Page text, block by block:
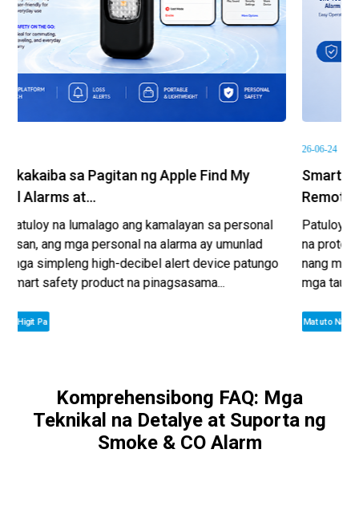
sa Pagitan ng Apple Find My
at...
lumalago ang kamalayan sa personal
personal na alarma ay umunlad
high-decibel alert device patungo
product na pinagsasama...
Smart WiFi
Remote All-R...
Patuloy na lumalaki
na proteksyon sa
nang mag-isa, mga
mga tauhan ng
Matuto Nang Higit Pa
Komprehensibong FAQ: Mga
Teknikal na Detalye at Suporta ng
Smoke & CO Alarm